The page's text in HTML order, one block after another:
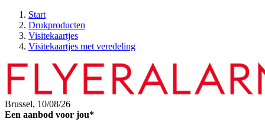
Start
Drukproducten
Visitekaartjes
Visitekaartjes met veredeling
Brussel, 10/08/26
Een aanbod voor jou*